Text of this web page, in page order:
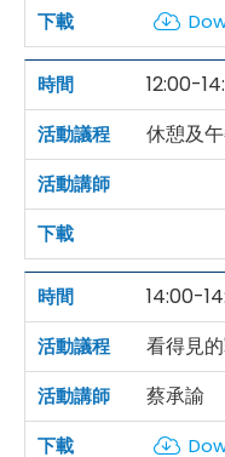
12:00-
休憩及
14:00-
看得見
蔡承諭